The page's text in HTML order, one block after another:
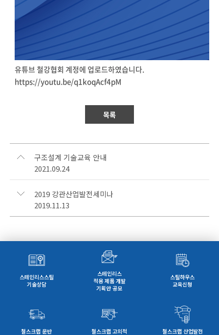
유튜브 철강협회 계정에 업로드하였습니다.
https://youtu.be/q1koqAcf4pM
목록
구조설계 기술교육 안내
2021.09.24
2019 강관산업발전세미나
2019.11.13
스테인리스스틸
기술상담
스테인리스
적용 제품 개발
기획안 공모
스틸하우스
교육신청
철스크랩 운반
철스크랩 고의적
철스크랩 산업발전